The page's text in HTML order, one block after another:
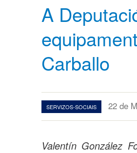
A
Carballo
SERVIZOS-SOCIAIS 22 de
Valentín González